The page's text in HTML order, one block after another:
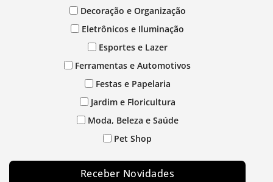
Decoração e Organização
Eletrônicos e Iluminação
Esportes e Lazer
Ferramentas e Automotivos
Festas e Papelaria
Jardim e Floricultura
Moda, Beleza e Saúde
Pet Shop
Receber Novidades